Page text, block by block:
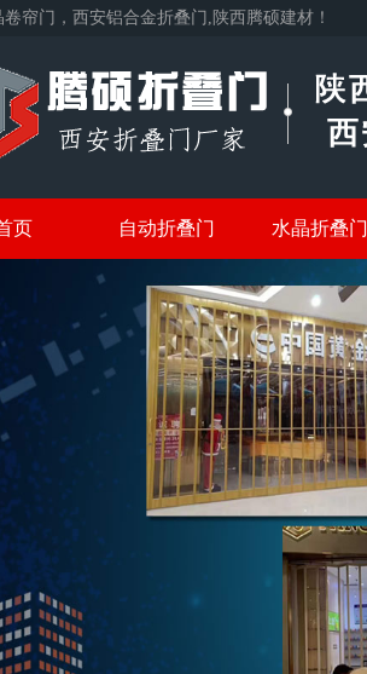
卷帘门，西安铝合金折叠门,陕西腾硕建材！
页 自动折叠门 水晶折叠门